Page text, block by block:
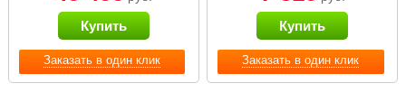
Заказать в один клик
Купить
Заказать в один клик
Купить